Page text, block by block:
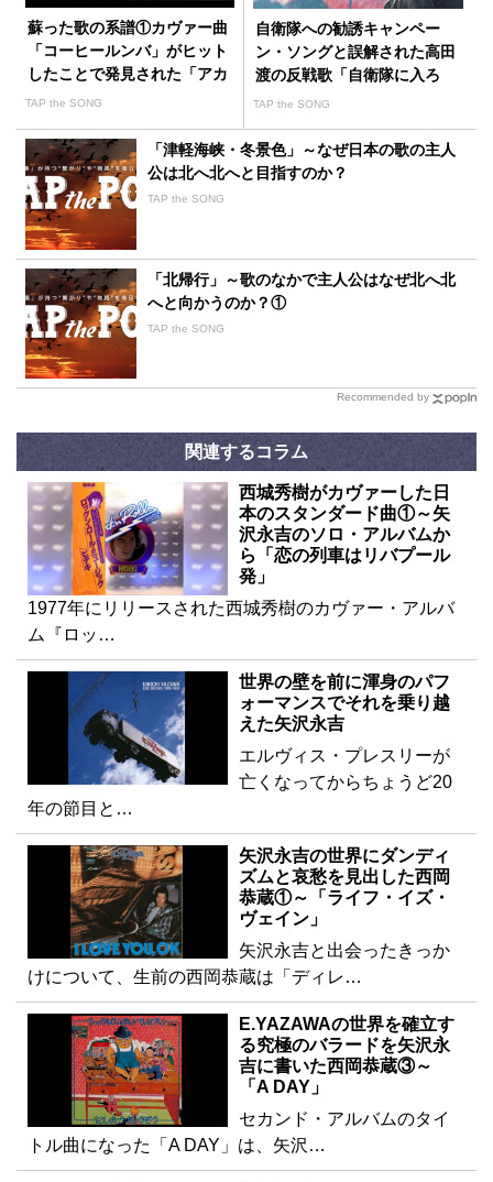
蘇った歌の系譜①カヴァー曲
「コーヒールンバ」がヒット
したことで発見された「アカ
シアの雨がやむとき」
TAP the SONG
自衛隊への勧誘キャンペー
ン・ソングと誤解された高田
渡の反戦歌「自衛隊に入ろ
う」
TAP the SONG
「津軽海峡・冬景色」～なぜ日本の歌の主人
公は北へ北へと目指すのか？
TAP the SONG
「北帰行」～歌のなかで主人公はなぜ北へ北
へと向かうのか？①
TAP the SONG
Recommended by
関連するコラム
西城秀樹がカヴァーした日
本のスタンダード曲①～矢
沢永吉のソロ・アルバムか
ら「恋の列車はリバプール
発」
1977年にリリースされた西城秀樹のカヴァー・アルバ
ム『ロッ…
世界の壁を前に渾身のパフ
ォーマンスでそれを乗り越
えた矢沢永吉
エルヴィス・プレスリーが
亡くなってからちょうど20
年の節目と…
矢沢永吉の世界にダンディ
ズムと哀愁を見出した西岡
恭蔵①～「ライフ・イズ・
ヴェイン」
矢沢永吉と出会ったきっか
けについて、生前の西岡恭蔵は「ディレ…
E.YAZAWAの世界を確立す
る究極のバラードを矢沢永
吉に書いた西岡恭蔵③～
「A DAY」
セカンド・アルバムのタイ
トル曲になった「A DAY」は、矢沢…